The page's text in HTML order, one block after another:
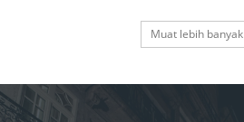
Muat lebih banyak